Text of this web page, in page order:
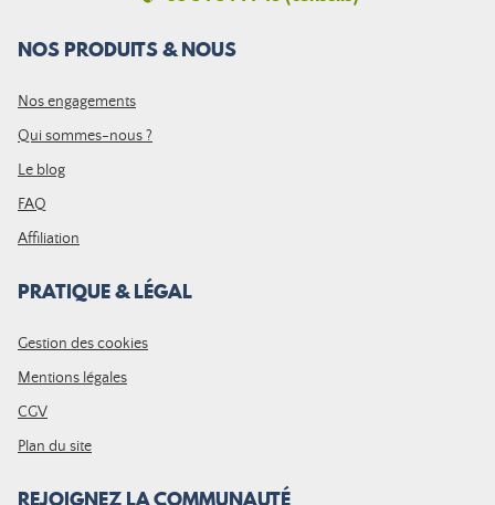
NOS PRODUITS & NOUS
Nos engagements
Qui sommes-nous ?
Le blog
FAQ
Affiliation
PRATIQUE & LÉGAL
Gestion des cookies
Mentions légales
CGV
Plan du site
REJOIGNEZ LA COMMUNAUTÉ